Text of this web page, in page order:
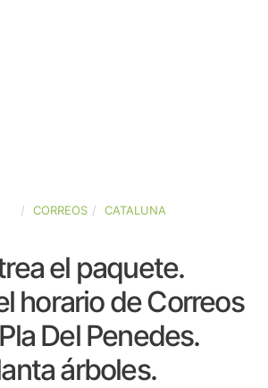
CORREOS CATALUNA
el paquete.
horario de Correos
Del Penedes.
árboles.